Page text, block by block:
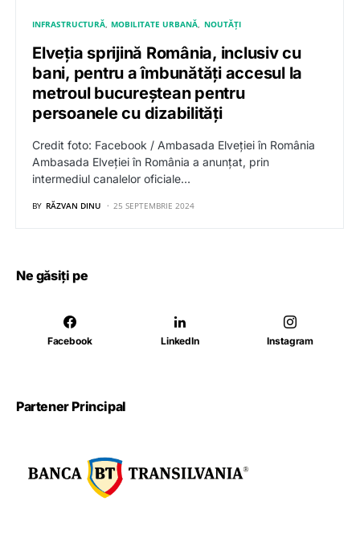
INFRASTRUCTURĂ MOBILITATE URBANĂ NOUTĂȚI
Elveția sprijină România, inclusiv cu
bani, pentru a îmbunătăți accesul la
metroul bucureștean pentru
persoanele cu dizabilități
Credit foto: Facebook / Ambasada Elveției în România
Ambasada Elveției în România a anunțat, prin
intermediul canalelor oficiale…
BY RĂZVAN DINU 25 SEPTEMBRIE 2024
Ne găsiți pe
Facebook LinkedIn Instagram
Partener Principal